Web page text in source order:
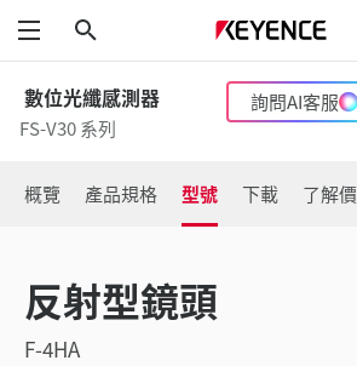
功能表
數位光纖感測器
FS-V30 系列
詢問AI客服
概覽 產品規格 型號 下載 了解
反射型鏡頭
F-4HA